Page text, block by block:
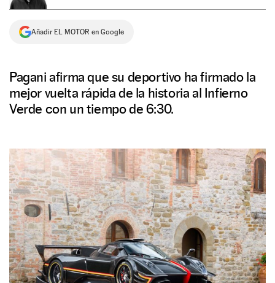
Añadir EL MOTOR en Google
Pagani afirma que su deportivo ha firmado la
mejor vuelta rápida de la historia al Infierno
Verde con un tiempo de 6:30.